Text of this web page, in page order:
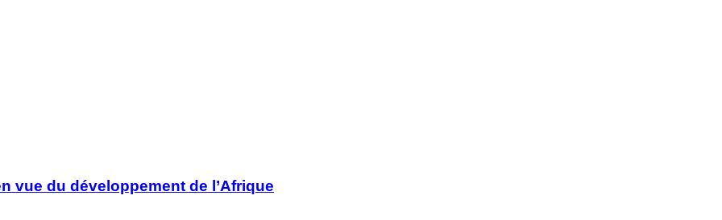
vue du développement de l’Afrique